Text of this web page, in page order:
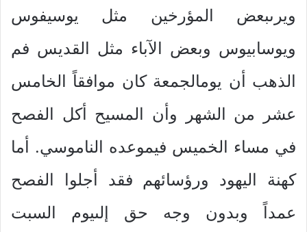
ويرىبعض المؤرخين مثل يوسيفوس
ويوسابيوس وبعض الآباء مثل القديس فم
الذهب أن يومالجمعة كان موافقاً الخامس
عشر من الشهر وأن المسيح أكل الفصح
في مساء الخميس فيموعده الناموسي. أما
كهنة اليهود ورؤسائهم فقد أجلوا الفصح
عمداً وبدون وجه حق إلىيوم السبت